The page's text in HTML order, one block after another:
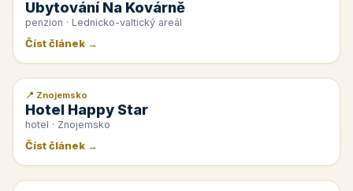
Ubytování Na Kovárně
penzion · Lednicko-valtický areál
Číst článek →
📰 PR článek
📍 Znojemsko
Hotel Happy Star
hotel · Znojemsko
Číst článek →